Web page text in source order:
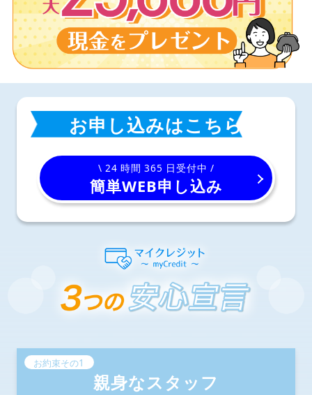
お申し込みはこちら
\ 24 時間 365 日受付中 /
簡単WEB申し込み
お約束その1
親身なスタッフ